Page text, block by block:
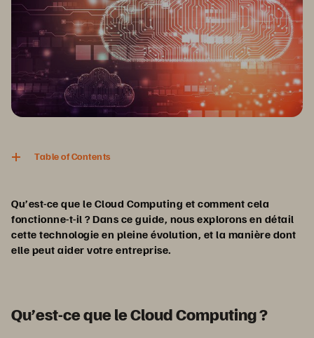
Table of Contents
Qu’est-ce que le Cloud Computing et comment cela
fonctionne-t-il ? Dans ce guide, nous explorons en détail
cette technologie en pleine évolution, et la manière dont
elle peut aider votre entreprise.
Qu’est-ce que le Cloud Computing ?